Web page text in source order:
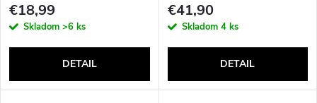
€18,99
Skladom >6 ks
DETAIL
€41,90
Skladom 4 ks
DETAIL